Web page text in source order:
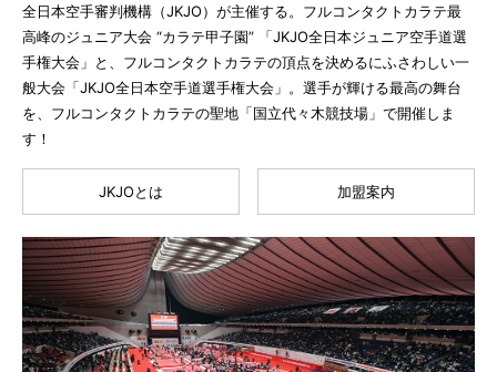
全日本空手審判機構（JKJO）が主催する。フルコンタクトカラテ最
高峰のジュニア大会 “カラテ甲子園” 「JKJO全日本ジュニア空手道選
手権大会」と、フルコンタクトカラテの頂点を決めるにふさわしい一
般大会「JKJO全日本空手道選手権大会」。選手が輝ける最高の舞台
を、フルコンタクトカラテの聖地「国立代々木競技場」で開催しま
す！
JKJOとは 加盟案内